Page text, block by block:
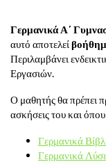
Γερμανικά Α΄
αυτό αποτελεί
Περιλαμβάνει
Εργασιών.
Ο μαθητής θα πρέπει
ασκήσεις του και
Γερμανικά
Γερμανικά